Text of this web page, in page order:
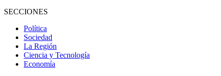
SECCIONES
Política
Sociedad
La Región
Ciencia y Tecnología
Economía